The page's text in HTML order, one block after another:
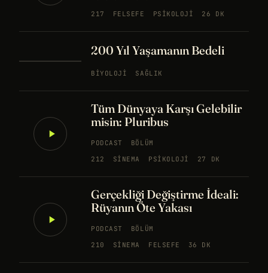
217
FELSEFE PSIKOLOJI 26 DK
200 Yıl Yaşamanın Bedeli
BIYOLOJI SAĞLIK
Tüm Dünyaya Karşı Gelebilir
misin: Pluribus
PODCAST
BÖLÜM
212
SINEMA PSIKOLOJI 27 DK
Gerçekliği Değiştirme İdeali:
Rüyanın Öte Yakası
PODCAST
BÖLÜM
210
SINEMA FELSEFE 36 DK